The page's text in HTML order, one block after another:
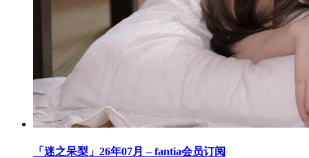
「迷之呆梨」26年07月 – fantia会员订阅